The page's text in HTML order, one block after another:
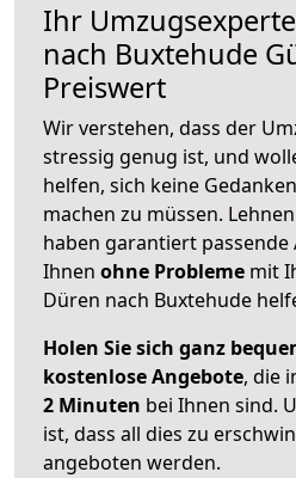
Ihr
nach Buxtehude
Preiswert
Wir verstehen, dass der
stressig genug ist, und
helfen, sich keine
machen zu müssen.
haben garantiert passende
Ihnen ohne Probleme mit
Düren nach Buxtehude
Holen Sie sich ganz
kostenlose Angebote, die
2 Minuten bei Ihnen sind.
ist, dass all dies zu
angeboten werden.